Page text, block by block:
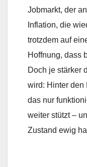
Jobmarkt, der
Inflation, die
trotzdem auf
Hoffnung, dass
Doch je stärker
wird: Hinter den
das nur
weiter stützt –
Zustand ewig